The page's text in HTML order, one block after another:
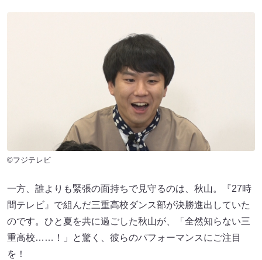
©フジテレビ
一方、誰よりも緊張の面持ちで見守るのは、秋山。『27時
間テレビ』で組んだ三重高校ダンス部が決勝進出していた
のです。ひと夏を共に過ごした秋山が、「全然知らない三
重高校……！」と驚く、彼らのパフォーマンスにご注目
を！